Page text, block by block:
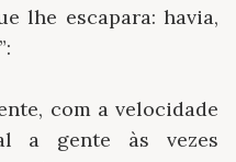
lhe escapara: havia,
com a velocidade
a gente às vezes